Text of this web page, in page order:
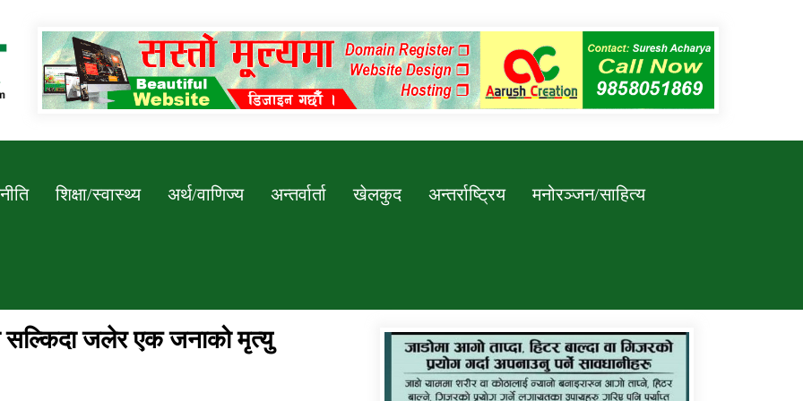
Newssarokar
शिक्षा/स्वास्थ्य अर्थ/वाणिज्य अन्तर्वार्ता खेलकुद अन्तर्राष्ट्रिय मनोरञ्जन/साहित्य
कर्णाली प्रविधि शिक्षालय जुम्लाको सुचना
सल्किदा जलेर एक जनाको मृत्यु